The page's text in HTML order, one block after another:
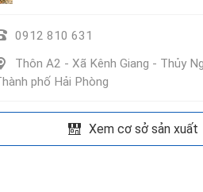
0912 810 631
Thôn A2 - Xã Kênh Giang - Thủy
phố Hải Phòng
Xem cơ sở sản xuất